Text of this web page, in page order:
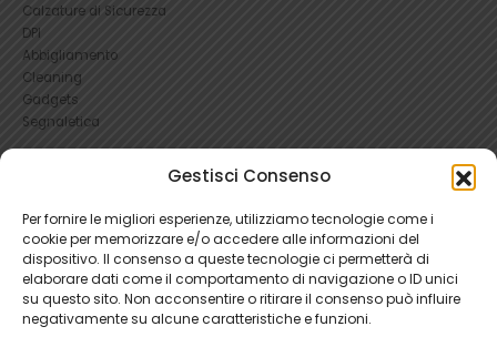
Gestisci Consenso
Per fornire le migliori esperienze, utilizziamo tecnologie come i
cookie per memorizzare e/o accedere alle informazioni del
dispositivo. Il consenso a queste tecnologie ci permetterà di
elaborare dati come il comportamento di navigazione o ID unici
su questo sito. Non acconsentire o ritirare il consenso può influire
negativamente su alcune caratteristiche e funzioni.
Calzature di Sicurezza
DPI
Abbigliamento
Cleaning
Gadgets
Segnaletica
RICHIEDI UN RESO
Condizioni e Resi
FAQ Antinfortunistica
Richiesta Reso
CookieePrivacy